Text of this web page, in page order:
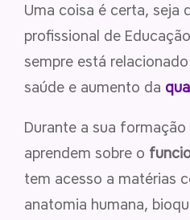
Uma coisa é certa, seja
profissional de
sempre está
saúde e aumento da
Durante a sua
aprendem sobre o
tem acesso a matérias
anatomia humana,